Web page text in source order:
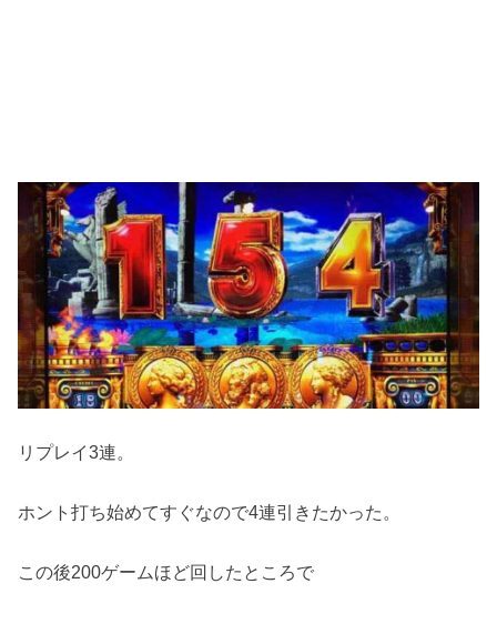
リプレイ3連。
ホント打ち始めてすぐなので4連引きたかった。
この後200ゲームほど回したところで